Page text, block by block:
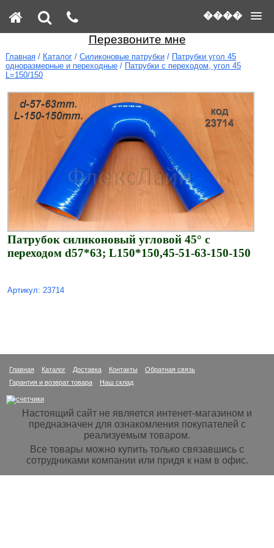
����
Перезвоните мне
Главная/ Каталог/ Силиконовые патрубки/ Патрубки угол 45
одноразмерные и переходные/ Патрубки с переходом, угол 45
L=150/150
Патрубок силиконовый угловой 45° с
переходом d57*63; L150*150,45-51-63-150-150
Артикул: 23714
Главная Каталог Доставка Контакты
Обратная связь
Гарантия и возврат товара
Наш склад
Настоящий сайт не является интенет-магазином и
предназначен для ознакомления покупателей с
реализуемым товаром.
Все товары можно купить только связавшись с
сотрудниками компании или придя к нам в офис.